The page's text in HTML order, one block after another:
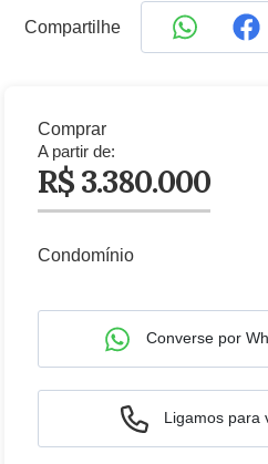
Compartilhe
Comprar
A partir de:
R$ 3.380.000
Condomínio
Converse por
Ligamos para